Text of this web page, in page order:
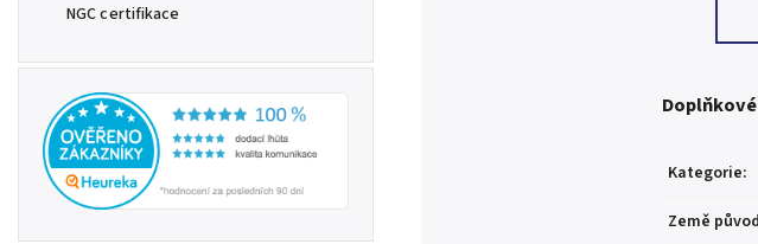
NGC certifikace
Kategorie:
Země